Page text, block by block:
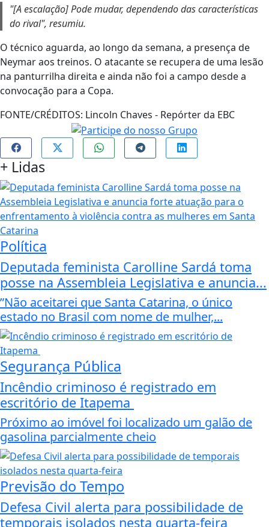
"[A escalação] Pode mudar, dependendo das características
do rival", resumiu.
O técnico aguarda, ao longo da semana, a presença de
Neymar aos treinos. O atacante se recupera de uma lesão
na panturrilha direita e ainda não foi a campo desde a
convocação para a Copa.
FONTE/CRÉDITOS: Lincoln Chaves - Repórter da EBC
+ Lidas
Política
Deputada feminista Carolline Sardá toma
posse na Assembleia Legislativa e anuncia...
”Não aceitarei que Santa Catarina, o único
estado no Brasil com nome de mulher,...
Segurança Pública
Incêndio criminoso é registrado em
escritório de Itapema
Próximo ao imóvel foi localizado um galão de
gasolina parcialmente cheio
Previsão do Tempo
Defesa Civil alerta para possibilidade de
temporais isolados nesta quarta-feira